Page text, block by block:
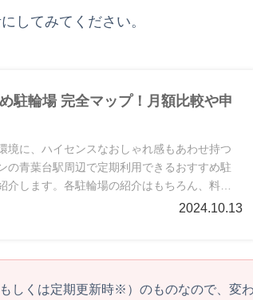
してみてください。
駐輪場 完全マップ！月額比較や申
境に、ハイセンスなおしゃれ感もあわせ持つ
の青葉台駅周辺で定期利用できるおすすめ駐
介します。各駐輪場の紹介はもちろん、料金
地図や表・写真で分かりやすくお届けしていき
2024.10.13
しくは定期更新時※）のものなので、変